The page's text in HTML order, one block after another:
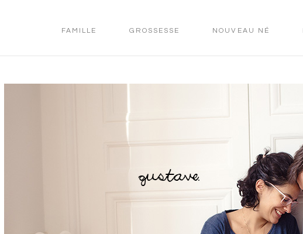
FAMILLE GROSSESSE NOUVEAU NÉ